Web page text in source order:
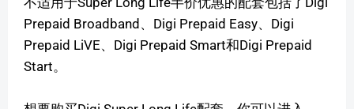
Prepaid Broadband、Digi Prepaid Easy、Digi
Prepaid LiVE、Digi Prepaid Smart和Digi Prepaid
Start。